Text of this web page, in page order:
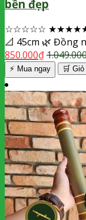
bền đẹp
☆☆☆☆☆
📐 45cm 🌿 Đồng
850.000₫
⚡ Mua ngay 🛒 Giỏ